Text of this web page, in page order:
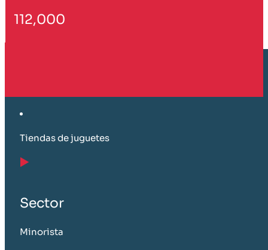
112,000
Tiendas de juguetes
Sector
Minorista